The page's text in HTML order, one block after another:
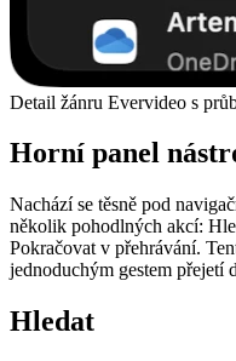
Detail žánru Evervideo s
Horní panel
Nachází se těsně pod
několik pohodlných akcí:
Pokračovat v přehrávání.
jednoduchým gestem přejetí
Hledat